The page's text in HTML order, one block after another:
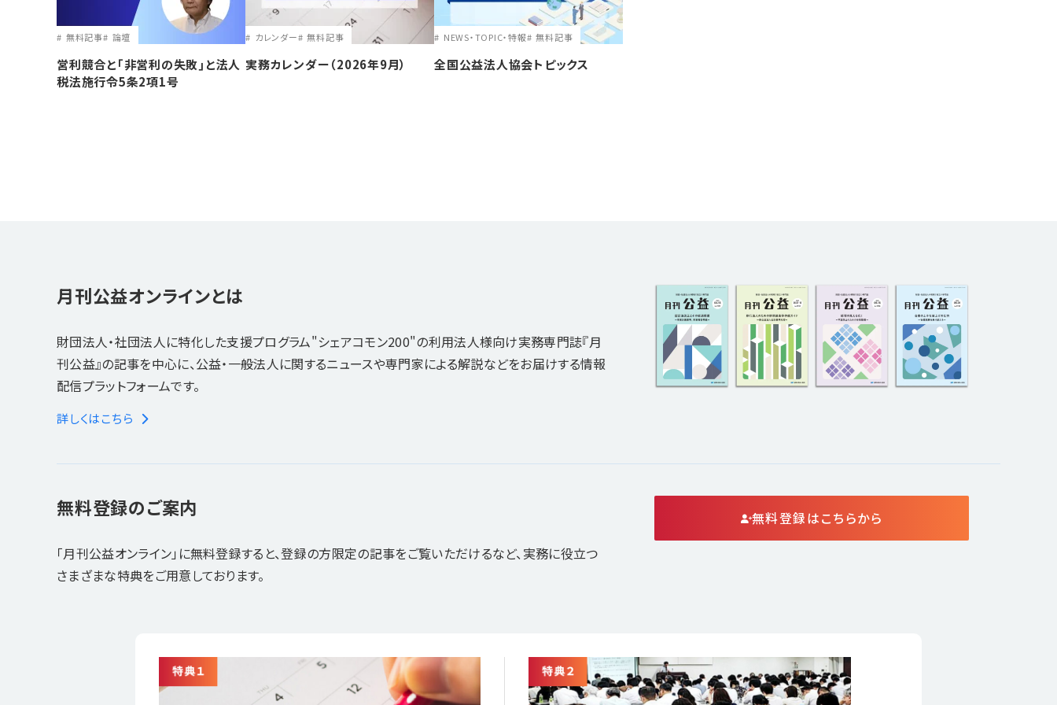
無料記事 論壇
営利競合と｢非営利の失敗｣と法人
税法施行令5条2項1号
カレンダー 無料記事
実務カレンダー（2026年9月）
NEWS・TOPIC・特報 無料記事
全国公益法人協会トピックス
月刊公益オンラインとは
財団法人・社団法人に特化した支援プログラム"シェアコモン200"の利用法人様向け実務専門誌『月
刊公益』の記事を中心に、公益・一般法人に関するニュースや専門家による解説などをお届けする情報
配信プラットフォームです。
詳しくはこちら
無料登録のご案内
「月刊公益オンライン」に無料登録すると、登録の方限定の記事をご覧いただけるなど、実務に役立つ
さまざまな特典をご用意しております。
無料登録はこちらから